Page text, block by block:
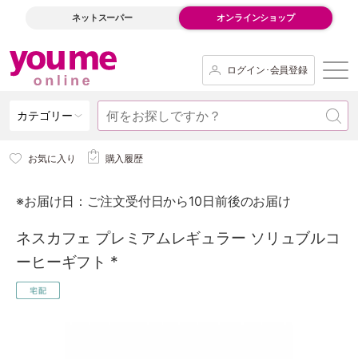
ネットスーパー オンラインショップ
ログイン･会員登録
カテゴリー
お気に入り 購入履歴
※お届け日：ご注文受付日から10日前後のお届け
ネスカフェ プレミアムレギュラー ソリュブルコ
ーヒーギフト *